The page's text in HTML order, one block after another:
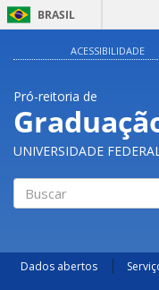
BRASIL
ACESSIBILIDADE
Pró-reitoria de
UNIVERSIDADE
Dados abertos